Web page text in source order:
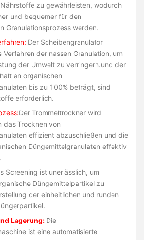
zu gewährleisten, wodurch
und bequemer für den
Granulationsprozess werden.
Der Scheibengranulator
der nassen Granulation, um
der Umwelt zu verringern.und der
an organischen
bis zu 100% beträgt, sind
erforderlich.
Der Trommeltrockner wird
das Trocknen von
effizient abzuschließen und die
Düngemittelgranulaten effektiv
Screening ist unerlässlich, um
Düngemittelpartikel zu
der einheitlichen und runden
Lagerung: Die
ist eine automatisierte